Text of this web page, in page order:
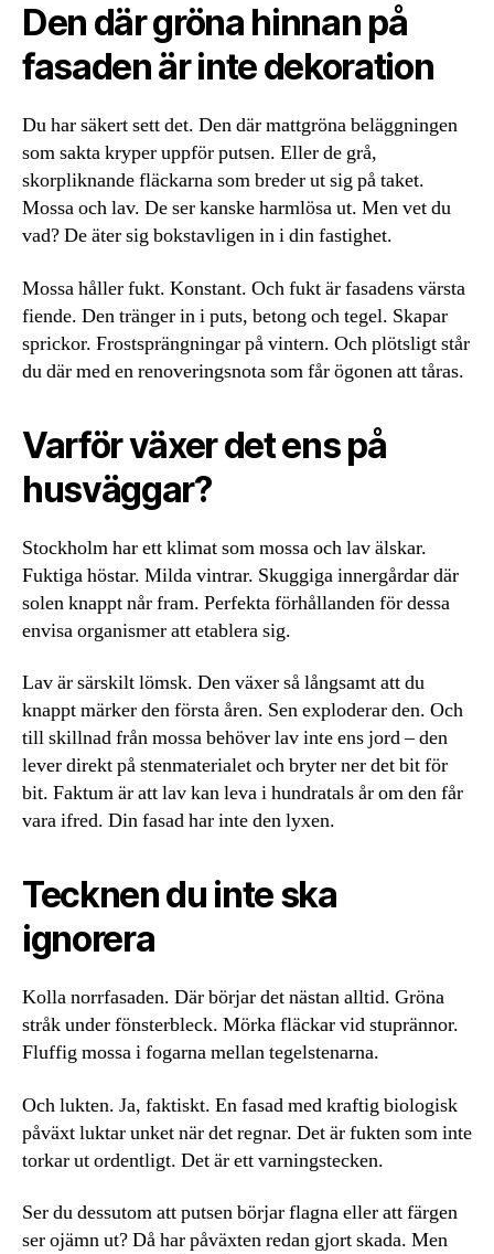
Den där gröna hinnan på
fasaden är inte dekoration
Du har säkert sett det. Den där mattgröna beläggningen
som sakta kryper uppför putsen. Eller de grå,
skorpliknande fläckarna som breder ut sig på taket.
Mossa och lav. De ser kanske harmlösa ut. Men vet du
vad? De äter sig bokstavligen in i din fastighet.
Mossa håller fukt. Konstant. Och fukt är fasadens värsta
fiende. Den tränger in i puts, betong och tegel. Skapar
sprickor. Frostsprängningar på vintern. Och plötsligt står
du där med en renoveringsnota som får ögonen att tåras.
Varför växer det ens på
husväggar?
Stockholm har ett klimat som mossa och lav älskar.
Fuktiga höstar. Milda vintrar. Skuggiga innergårdar där
solen knappt når fram. Perfekta förhållanden för dessa
envisa organismer att etablera sig.
Lav är särskilt lömsk. Den växer så långsamt att du
knappt märker den första åren. Sen exploderar den. Och
till skillnad från mossa behöver lav inte ens jord – den
lever direkt på stenmaterialet och bryter ner det bit för
bit. Faktum är att lav kan leva i hundratals år om den får
vara ifred. Din fasad har inte den lyxen.
Tecknen du inte ska
ignorera
Kolla norrfasaden. Där börjar det nästan alltid. Gröna
stråk under fönsterbleck. Mörka fläckar vid stuprännor.
Fluffig mossa i fogarna mellan tegelstenarna.
Och lukten. Ja, faktiskt. En fasad med kraftig biologisk
påväxt luktar unket när det regnar. Det är fukten som inte
torkar ut ordentligt. Det är ett varningstecken.
Ser du dessutom att putsen börjar flagna eller att färgen
ser ojämn ut? Då har påväxten redan gjort skada. Men